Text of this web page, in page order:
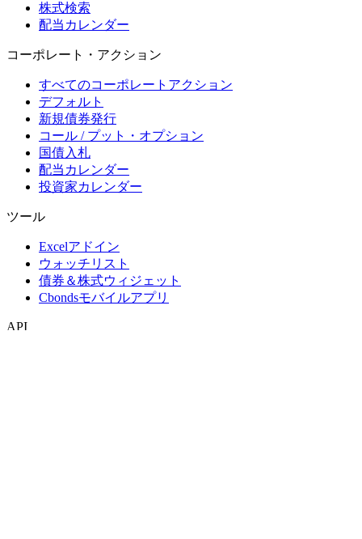
株式検索
配当カレンダー
コーポレート・アクション
すべてのコーポレートアクション
デフォルト
新規債券発行
コール / プット・オプション
国債入札
配当カレンダー
投資家カレンダー
ツール
Excelアドイン
ウォッチリスト
債券＆株式ウィジェット
Cbondsモバイルアプリ
API